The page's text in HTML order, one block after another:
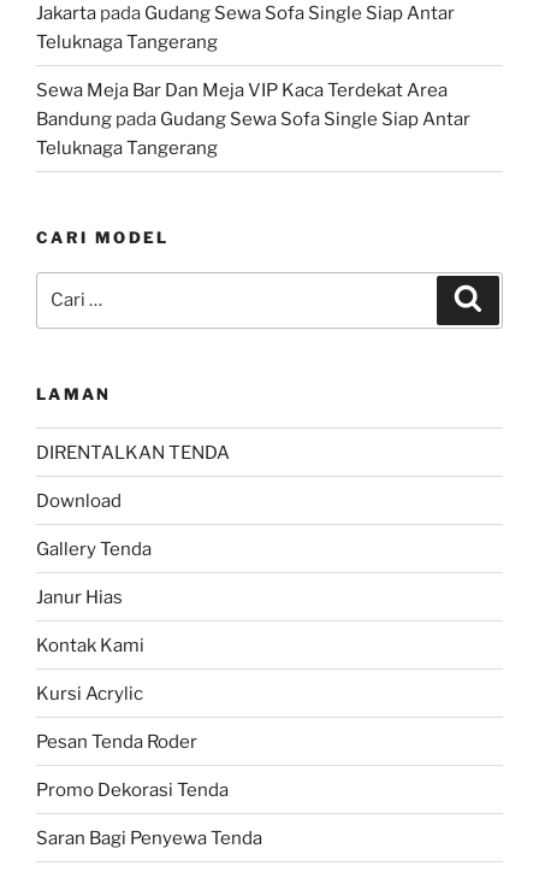
Jakarta pada Gudang Sewa Sofa Single Siap Antar
Teluknaga Tangerang
Sewa Meja Bar Dan Meja VIP Kaca Terdekat Area
Bandung pada Gudang Sewa Sofa Single Siap Antar
Teluknaga Tangerang
CARI MODEL
untuk:
LAMAN
DIRENTALKAN TENDA
Download
Gallery Tenda
Janur Hias
Kontak Kami
Kursi Acrylic
Pesan Tenda Roder
Promo Dekorasi Tenda
Saran Bagi Penyewa Tenda